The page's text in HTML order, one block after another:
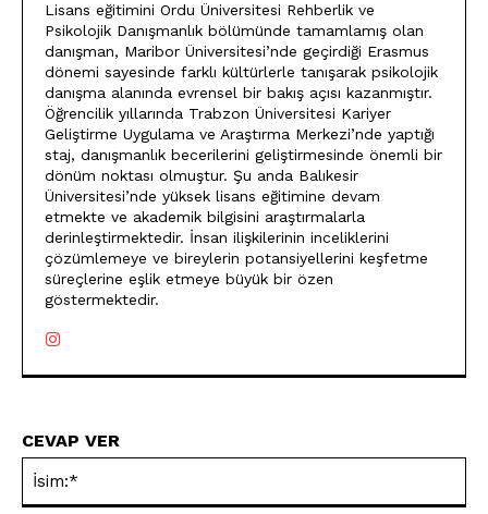
Lisans eğitimini Ordu Üniversitesi Rehberlik ve
Psikolojik Danışmanlık bölümünde tamamlamış olan
danışman, Maribor Üniversitesi’nde geçirdiği Erasmus
dönemi sayesinde farklı kültürlerle tanışarak psikolojik
danışma alanında evrensel bir bakış açısı kazanmıştır.
Öğrencilik yıllarında Trabzon Üniversitesi Kariyer
Geliştirme Uygulama ve Araştırma Merkezi’nde yaptığı
staj, danışmanlık becerilerini geliştirmesinde önemli bir
dönüm noktası olmuştur. Şu anda Balıkesir
Üniversitesi’nde yüksek lisans eğitimine devam
etmekte ve akademik bilgisini araştırmalarla
derinleştirmektedir. İnsan ilişkilerinin inceliklerini
çözümlemeye ve bireylerin potansiyellerini keşfetme
süreçlerine eşlik etmeye büyük bir özen
göstermektedir.
CEVAP VER